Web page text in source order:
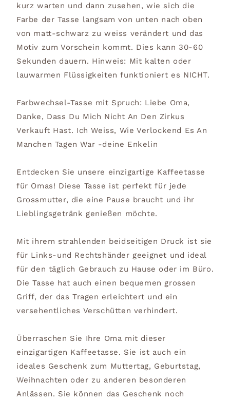
kurz warten und dann zusehen, wie sich die
Farbe der Tasse langsam von unten nach oben
von matt-schwarz zu weiss verändert und das
Motiv zum Vorschein kommt. Dies kann 30-60
Sekunden dauern. Hinweis: Mit kalten oder
lauwarmen Flüssigkeiten funktioniert es NICHT.
Farbwechsel-Tasse mit Spruch: Liebe Oma,
Danke, Dass Du Mich Nicht An Den Zirkus
Verkauft Hast. Ich Weiss, Wie Verlockend Es An
Manchen Tagen War -deine Enkelin
Entdecken Sie unsere einzigartige Kaffeetasse
für Omas! Diese Tasse ist perfekt für jede
Grossmutter, die eine Pause braucht und ihr
Lieblingsgetränk genießen möchte.
Mit ihrem strahlenden beidseitigen Druck ist sie
für Links-und Rechtshänder geeignet und ideal
für den täglich Gebrauch zu Hause oder im Büro.
Die Tasse hat auch einen bequemen grossen
Griff, der das Tragen erleichtert und ein
versehentliches Verschütten verhindert.
Überraschen Sie Ihre Oma mit dieser
einzigartigen Kaffeetasse. Sie ist auch ein
ideales Geschenk zum Muttertag, Geburtstag,
Weihnachten oder zu anderen besonderen
Anlässen. Sie können das Geschenk noch